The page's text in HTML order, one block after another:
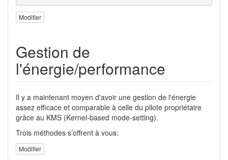
Modifier
Gestion de
l'énergie/performance
Il y a maintenant moyen d'avoir une gestion de l'énergie
assez efficace et comparable à celle du pilote propriétaire
grâce au KMS (Kernel-based mode-setting).
Trois méthodes s’offrent à vous:
Modifier